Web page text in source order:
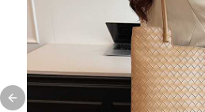
Previous slide